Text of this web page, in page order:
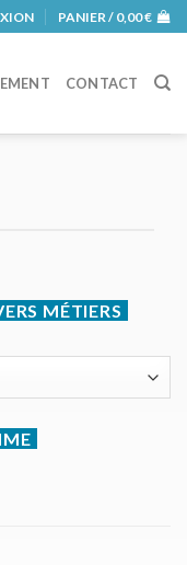
PANIER / 0,00€
CONTACT
MÉTIERS